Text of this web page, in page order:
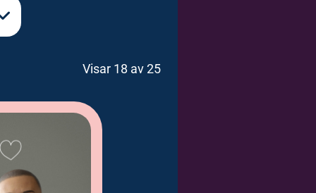
Visar 18 av 25